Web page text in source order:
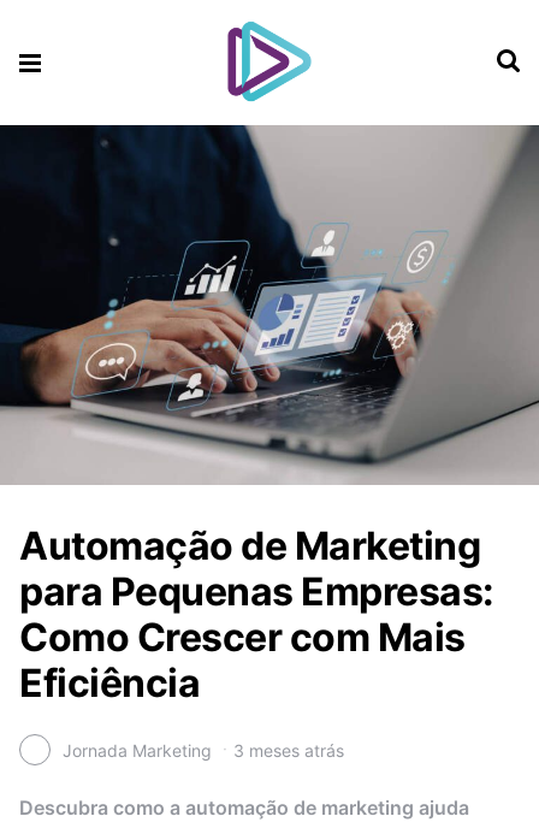
Automação de Marketing
para Pequenas Empresas:
Como Crescer com Mais
Eficiência
Jornada Marketing 3 meses atrás
Descubra como a automação de marketing ajuda